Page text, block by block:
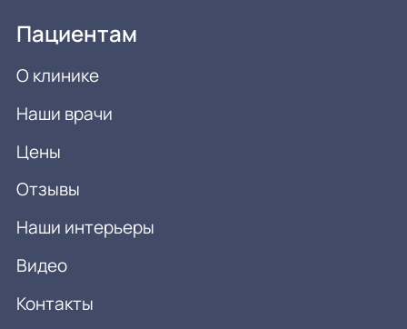
Пациентам
О клинике
Наши врачи
Цены
Отзывы
Наши интерьеры
Видео
Контакты